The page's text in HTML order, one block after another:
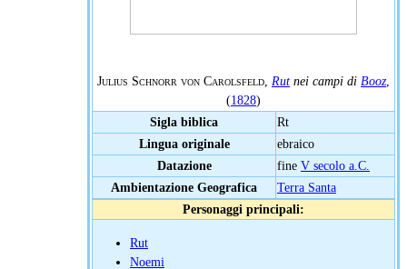
Julius Schnorr von Carolsfeld Rut nei campi di Booz,
(1828)
Sigla biblica
Rt
Lingua originale
ebraico
Datazione
fine V secolo a.C.
Ambientazione Geografica
Terra Santa
Personaggi principali:
Rut
Noemi